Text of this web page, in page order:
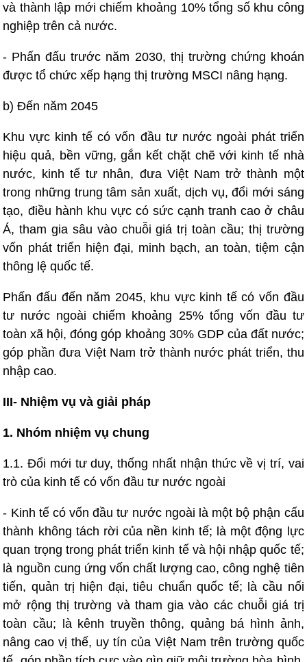
và thành lập mới chiếm khoảng 10% tổng số khu công
nghiệp trên cả nước.
- Phấn đấu trước năm 2030, thị trường chứng khoán
được tổ chức xếp hạng thị trường MSCI nâng hạng.
b) Đến năm 2045
Khu vực kinh tế có vốn đầu tư nước ngoài phát triển
hiệu quả, bền vững, gắn kết chặt chẽ với kinh tế nhà
nước, kinh tế tư nhân, đưa Việt Nam trở thành một
trong những trung tâm sản xuất, dịch vụ, đổi mới sáng
tạo, điều hành khu vực có sức cạnh tranh cao ở châu
Á, tham gia sâu vào chuỗi giá trị toàn cầu; thị trường
vốn phát triển hiện đại, minh bạch, an toàn, tiệm cận
thông lệ quốc tế.
Phấn đấu đến năm 2045, khu vực kinh tế có vốn đầu
tư nước ngoài chiếm khoảng 25% tổng vốn đầu tư
toàn xã hội, đóng góp khoảng 30% GDP của đất nước;
góp phần đưa Việt Nam trở thành nước phát triển, thu
nhập cao.
III- Nhiệm vụ và giải pháp
1. Nhóm nhiệm vụ chung
1.1. Đổi mới tư duy, thống nhất nhận thức về vị trí, vai
trò của kinh tế có vốn đầu tư nước ngoài
- Kinh tế có vốn đầu tư nước ngoài là một bộ phận cấu
thành không tách rời của nền kinh tế; là một động lực
quan trọng trong phát triển kinh tế và hội nhập quốc tế;
là nguồn cung ứng vốn chất lượng cao, công nghệ tiên
tiến, quản trị hiện đại, tiêu chuẩn quốc tế; là cầu nối
mở rộng thị trường và tham gia vào các chuỗi giá trị
toàn cầu; là kênh truyền thông, quảng bá hình ảnh,
nâng cao vị thế, uy tín của Việt Nam trên trường quốc